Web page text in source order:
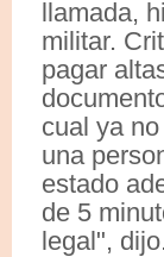
llamada,
militar.
pagar
cual ya
una
estado
de 5
legal", dijo.